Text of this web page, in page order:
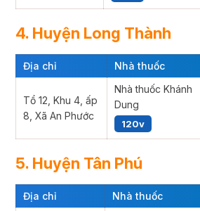
4. Huyện Long Thành
Địa chỉ Nhà thuốc
Tổ 12, Khu 4, ấp
8, Xã An Phước
Nhà thuốc Khánh
Dung
120v
5. Huyện Tân Phú
Địa chỉ Nhà thuốc